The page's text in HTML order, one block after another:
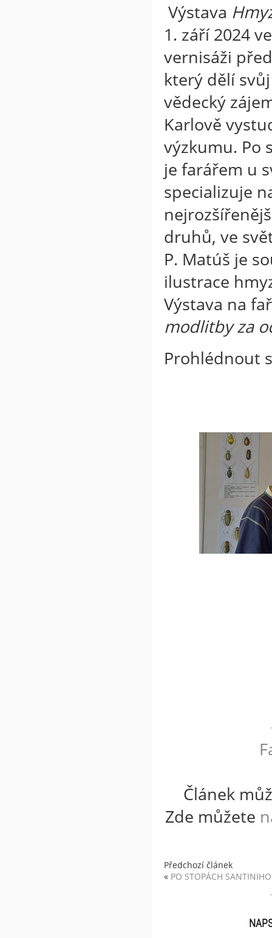
Výstava
1. září 2024
vernisáži
který dělí
vědecký
Karlově
výzkumu. Po
je farářem u
specializuje
druhů, ve
P. Matúš je
ilustrace
Výstava na
modlitby za
Prohlédnout
Článek
Zde můžete
Předchozí článek
« PO STOPÁCH SANTINIHO